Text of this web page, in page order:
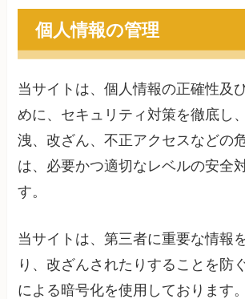
個人情報の管理
当サイトは、個人情報の正確性及
めに、セキュリティ対策を徹底し
洩、改ざん、不正アクセスなどの
は、必要かつ適切なレベルの安全
す。
当サイトは、第三者に重要な情報
り、改ざんされたりすることを防
による暗号化を使用しております。